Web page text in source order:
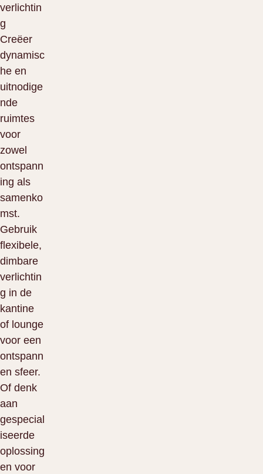
Creëer
dynamisc
he en
uitnodige
nde
ruimtes
voor
zowel
ontspann
ing als
samenko
mst.
Gebruik
flexibele,
dimbare
verlichtin
g in de
kantine
of lounge
voor een
ontspann
en sfeer.
Of denk
aan
gespecial
iseerde
oplossing
en voor